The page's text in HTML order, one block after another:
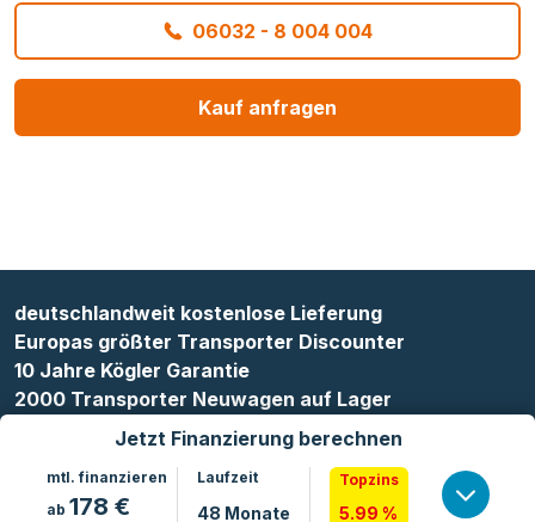
06032 - 8 004 004
Kauf anfragen
Jetzt Finanzierung berechnen
mtl. finanzieren
ab 178 €
Laufzeit
48 Monate
Topzins
5.99 %
deutschlandweit kostenlose Lieferung
Europas größter Transporter Discounter
10 Jahre Kögler Garantie
2000 Transporter Neuwagen auf Lager